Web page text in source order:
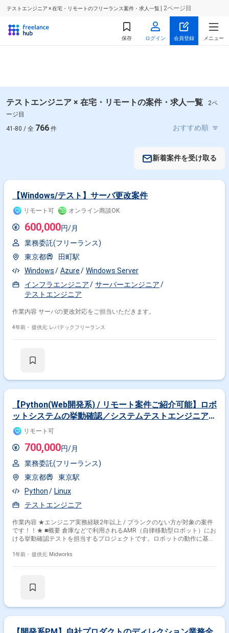
テストエンジニア × 在宅・リモートのフリーランス案件・求人一覧 | 2ページ目
保存 ログイン 会員登録 メニュー
テストエンジニア × 在宅・リモートの案件・求人一覧
2ペ
ージ目
41-80 / 全 766 件
新着案件を受け取る
【Windows/テスト】サーバ更改案件
リモート可 オンライン商談OK
600,000円/月
業務委託(フリーランス)
東京都
田町駅
Windows
Azure
Windows Server
インフラエンジニア
サーバーエンジニア
テストエンジニア
作業内容 サーバの更改対応をご担当いただきます。
4年前・ 提供元: レバテックフリーランス
【Python(Web開発系) / リモート案件ご紹介可能】ロボ
ットシステムの挙動確認／システムテストエンジニア募
集
リモート可
700,000円/月
業務委託(フリーランス)
東京都
東京駅
Python
Linux
テストエンジニア
作業内容 ★エンジニア実務経験2年以上 / ブランクのない方が対象の案件
です！！★ ■概要 倉庫などで利用されるAMR（自律移動型ロボット）にお
ける挙動確認テストを担当するプロジェクトです。ロボットの動作に基づ
認します。不具合があった場合は英語でバグレポートを作成し、問題解決
ト ・ロボットの動作に基づいたテスト設計の実施 ・シミュレータおよび
1年前・ 提供元: Midworks